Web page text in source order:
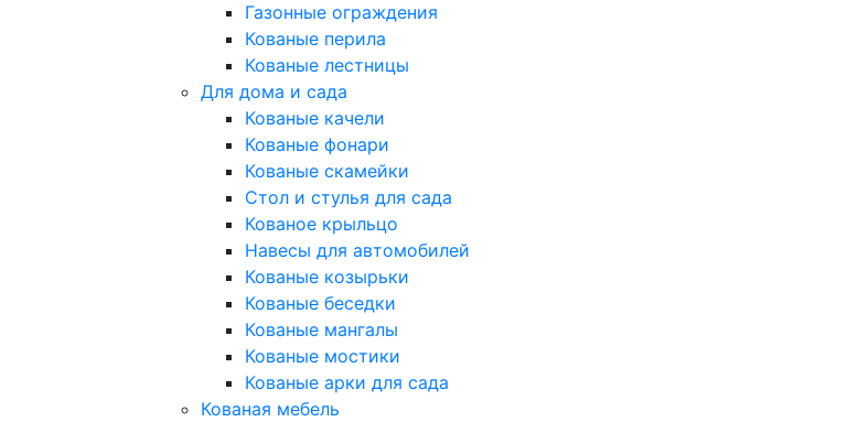
Газонные ограждения
Кованые перила
Кованые лестницы
Для дома и сада
Кованые качели
Кованые фонари
Кованые скамейки
Стол и стулья для сада
Кованое крыльцо
Навесы для автомобилей
Кованые козырьки
Кованые беседки
Кованые мангалы
Кованые мостики
Кованые арки для сада
Кованая мебель